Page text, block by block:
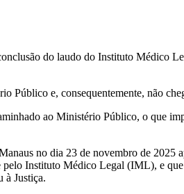
do laudo do Instituto Médico
Público e, consequentemente, não
ao Ministério Público, o que
no dia 23 de novembro de 2025
Instituto Médico Legal (IML), e
à Justiça.